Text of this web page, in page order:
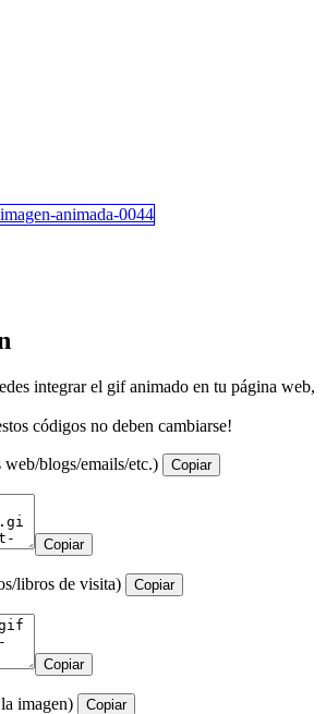
integrar el gif animado en tu página web,
códigos no deben cambiarse!
web/blogs/emails/etc.) Copiar
Copiar
libros de visita) Copiar
Copiar
imagen) Copiar